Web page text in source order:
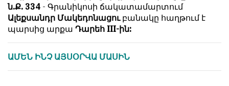
является
обязательным
условием
для
սակայն
հրապարակվում
են
նույն
ն.Ք. 334 - Գրանիկոսի ճակատամարտում
Ալեքսանդր Մակեդոնացուբանակը հաղթում է
պարսից արքա Դարեհ III-ին:
ԱՄԵՆ ԻՆՉ ԱՅՍՕՐՎԱ ՄԱՍԻՆ